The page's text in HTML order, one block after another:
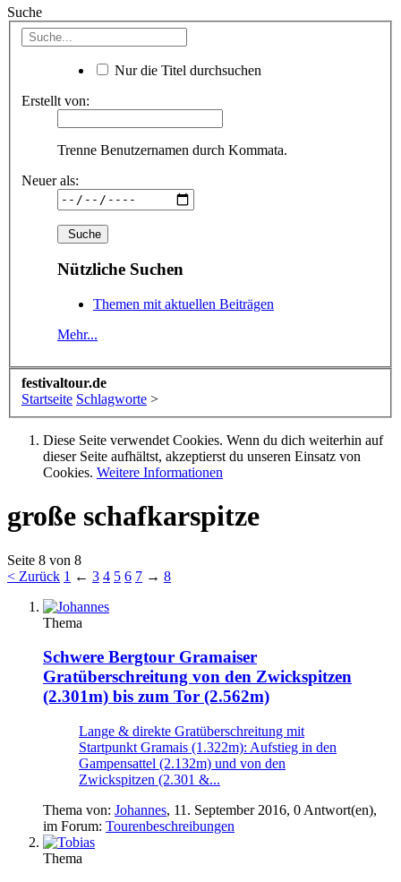
Suche
Nur die Titel durchsuchen
Erstellt von:
Trenne Benutzernamen durch Kommata.
Neuer als:
Nützliche Suchen
Themen mit aktuellen Beiträgen
Mehr...
festivaltour.de
Startseite Schlagworte >
Diese Seite verwendet Cookies. Wenn du dich weiterhin auf
dieser Seite aufhältst, akzeptierst du unseren Einsatz von
Cookies. Weitere Informationen
große schafkarspitze
Seite 8 von 8
< Zurück 1 ← 3 4 5 6 7 → 8
Thema
Schwere Bergtour Gramaiser
Gratüberschreitung von den Zwickspitzen
(2.301m) bis zum Tor (2.562m)
Lange & direkte Gratüberschreitung mit
Startpunkt Gramais (1.322m): Aufstieg in den
Gampensattel (2.132m) und von den
Zwickspitzen (2.301 &...
Thema von: Johannes, 11. September 2016, 0 Antwort(en),
im Forum: Tourenbeschreibungen
Thema